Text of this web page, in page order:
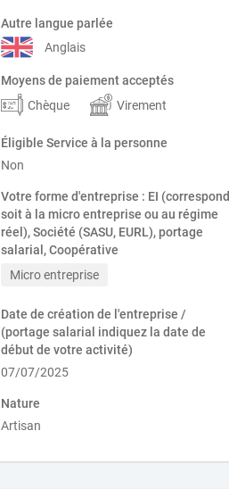
Autre langue parlée
Anglais
Moyens de paiement acceptés
Chèque
Virement
Éligible Service à la personne
Non
Votre forme d'entreprise : EI (correspond
soit à la micro entreprise ou au régime
réel), Société (SASU, EURL), portage
salarial, Coopérative
Micro entreprise
Date de création de l'entreprise /
(portage salarial indiquez la date de
début de votre activité)
07/07/2025
Nature
Artisan